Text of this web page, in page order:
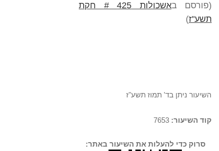
(פורסם ב
אשכולות 425 # חקת
תשע"ז)
השיעור ניתן בד' תמוז תשע"ז
קוד השיעור:
סרוק כדי להעלות את השיעור באתר: